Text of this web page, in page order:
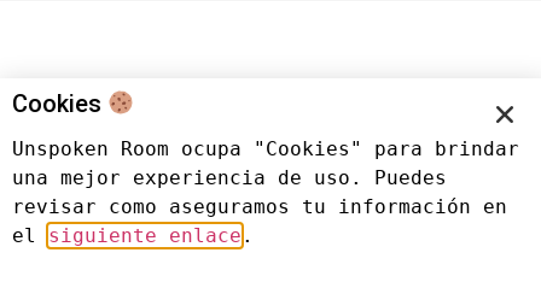
Cookies
Unspoken Room ocupa "Cookies" para brindar
una mejor experiencia de uso. Puedes
revisar como aseguramos tu información en
el siguiente enlace .